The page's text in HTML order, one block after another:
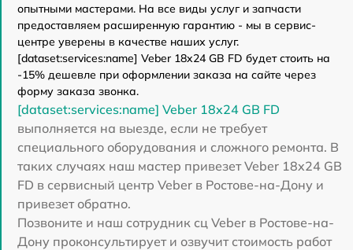
опытными мастерами. На все виды услуг и запчасти
предоставляем расширенную гарантию - мы в сервис-
центре уверены в качестве наших услуг.
[dataset:services:name] Veber 18x24 GB FD будет стоить на
-15% дешевле при оформлении заказа на сайте через
форму заказа звонка.
[dataset:services:name] Veber 18x24 GB FD
выполняется на выезде, если не требует
специального оборудования и сложного ремонта. В
таких случаях наш мастер привезет Veber 18x24 GB
FD в сервисный центр Veber в Ростове-на-Дону и
привезет обратно.
Позвоните и наш сотрудник сц Veber в Ростове-на-
Дону проконсультирует и озвучит стоимость работ